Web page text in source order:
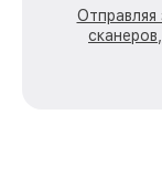
Отправляя